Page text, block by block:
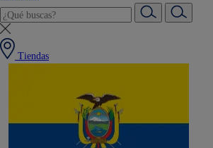
Tiendas